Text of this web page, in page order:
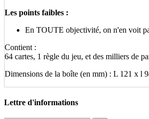
Les points faibles :
En TOUTE objectivité, on n'en voit
Contient :
64 cartes, 1 règle du jeu, et des milliers de
Dimensions de la boîte (en mm) : L 121 x l
Lettre d'informations